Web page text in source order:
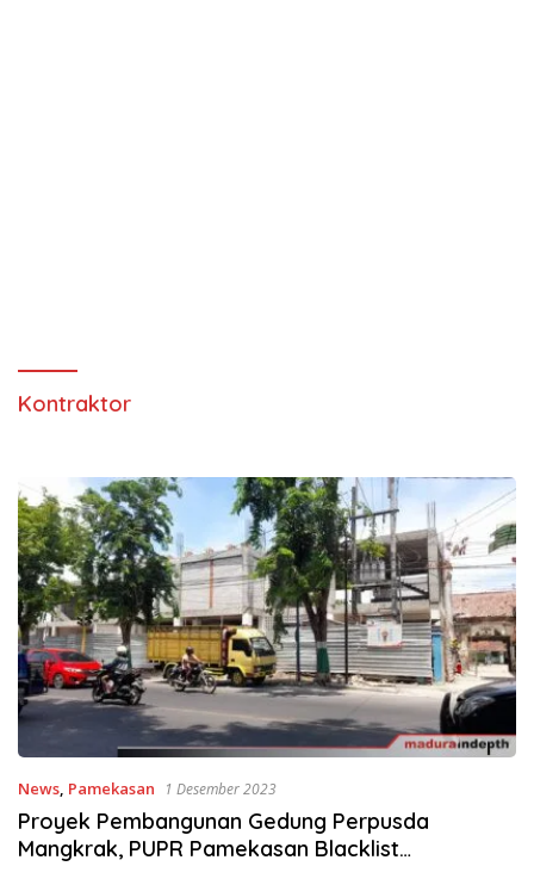
Kontraktor
News, Pamekasan 1 Desember 2023
Proyek Pembangunan Gedung Perpusda
Mangkrak, PUPR Pamekasan Blacklist